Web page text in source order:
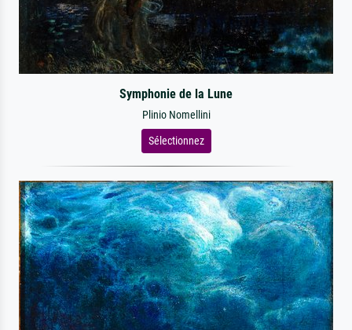
Symphonie de la Lune
Plinio Nomellini
Sélectionnez